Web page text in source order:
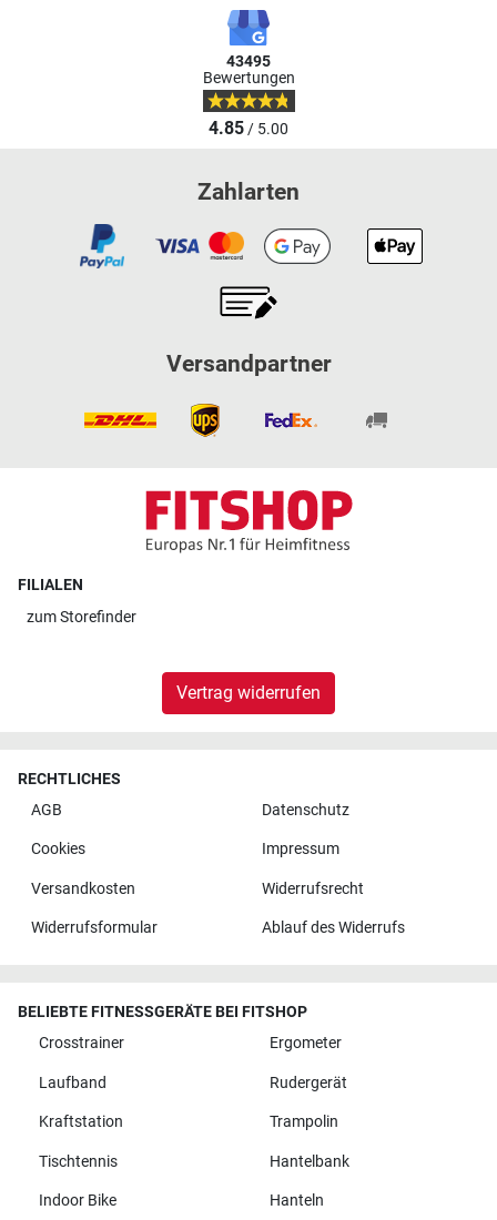
43495
Bewertungen
4.85/ 5.00
Zahlarten
Versandpartner
FILIALEN
zumStorefinder
Vertrag widerrufen
RECHTLICHES
AGB
Datenschutz
Cookies Impressum
Versandkosten Widerrufsrecht
Widerrufsformular Ablauf des Widerrufs
BELIEBTE FITNESSGERÄTE BEI FITSHOP
Crosstrainer
Ergometer
Laufband Rudergerät
Kraftstation Trampolin
Tischtennis Hantelbank
Indoor Bike Hanteln